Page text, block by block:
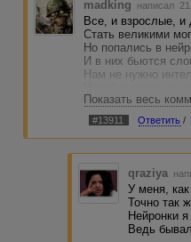
madking написал
Все, и взрослые, и
Стать великими
Но попались в
И в них бьются
Нам не нужно
Нейросетевая
В бочке мёда капля
Сочиняют
Нейролирики
Погружая в
Мозга своего
Нет прекраснее на
Электронного
Нейросети!
В бочке мёда
Показать весь
#13911 Ответить /
qraziya
У меня,
Точно так
Нейронки
Ведь